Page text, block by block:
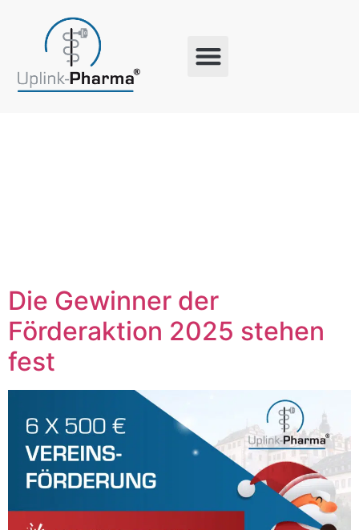
Die Gewinner der
Förderaktion 2025 stehen
fest